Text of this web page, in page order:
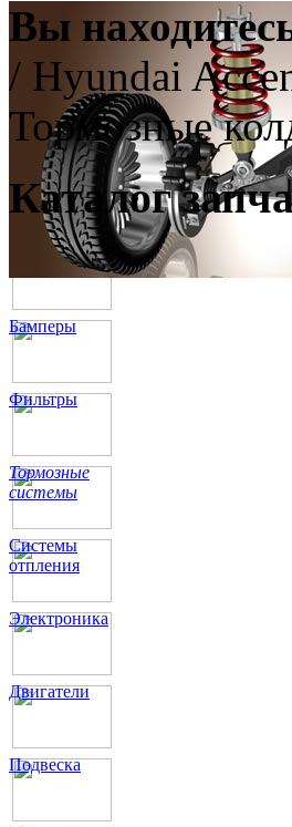
Вы
/ Hyundai
Тормозные
Каталог
Бамперы
Фильтры
Тормозные
системы
Системы
отпления
Электроника
Двигатели
Подвеска